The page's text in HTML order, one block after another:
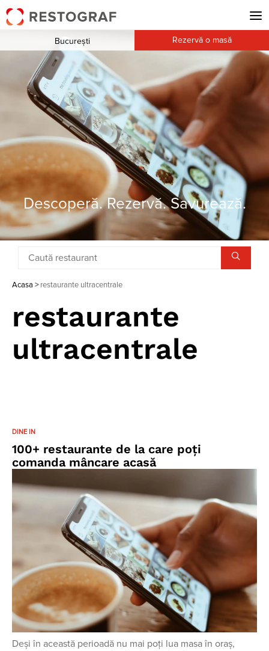
Descoperă. Rezervă. Savurează.
București Rezervă o masă
Acasa > restaurante ultracentrale
restaurante
ultracentrale
DINE IN
100+ restaurante de la care poți
comanda mâncare acasă
Deși în această perioadă nu mai poți lua masa în oraș,